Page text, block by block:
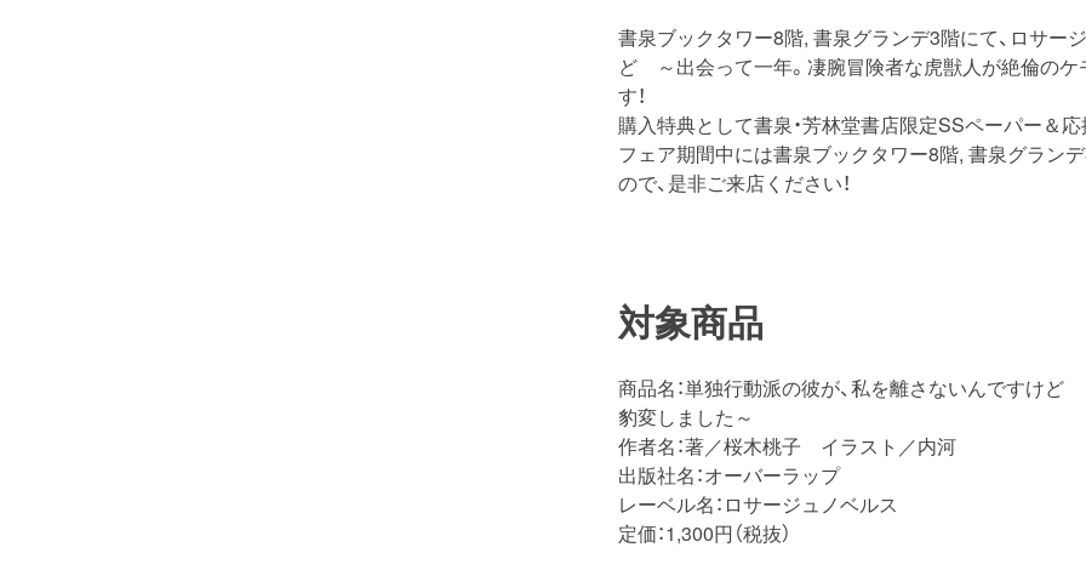
書泉ブックタワー8階, 書泉グランデ3階にて、ロサー
ど ～出会って一年。凄腕冒険者な虎獣人が絶倫のケ
す！
購入特典として書泉・芳林堂書店限定SSペーパー＆
フェア期間中には書泉ブックタワー8階, 書泉グラン
ので、是非ご来店ください！
対象商品
商品名：単独行動派の彼が、私を離さないんですけ
豹変しました～
作者名：著／桜木桃子 イラスト／内河
出版社名：オーバーラップ
レーベル名：ロサージュノベルス
定価：1,300円（税抜）